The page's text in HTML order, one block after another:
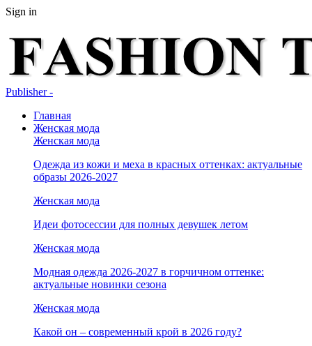
Sign in
Publisher -
Главная
Женская мода
Женская мода
Одежда из кожи и меха в красных оттенках: актуальные
образы 2026-2027
Женская мода
Идеи фотосессии для полных девушек летом
Женская мода
Модная одежда 2026-2027 в горчичном оттенке:
актуальные новинки сезона
Женская мода
Какой он – современный крой в 2026 году?